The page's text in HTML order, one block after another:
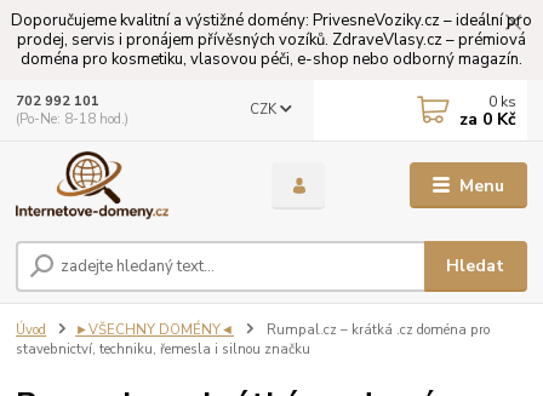
Doporučujeme kvalitní a výstižné domény: PrivesneVoziky.cz – ideální pro
prodej, servis i pronájem přívěsných vozíků. ZdraveVlasy.cz – prémiová
doména pro kosmetiku, vlasovou péči, e-shop nebo odborný magazín.
Menu
CZK
Hledat
702 992 101
(Po-Ne: 8-18 hod.)
0 ks
za 0 Kč
Úvod ►VŠECHNY DOMÉNY◄
Rumpal.cz – krátká .cz doména pro
stavebnictví, techniku, řemesla i silnou značku